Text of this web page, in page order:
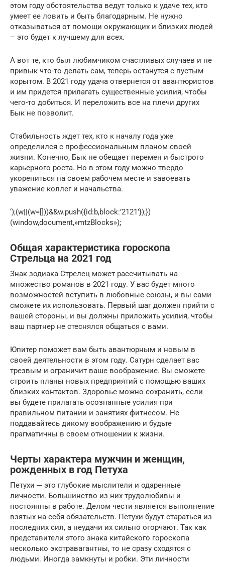
этом году обстоятельства ведут только к удаче тех, кто
умеет ее ловить и быть благодарным. Не нужно
отказываться от помощи окружающих и близких людей
– это будет к лучшему для всех.
А вот те, кто был любимчиком счастливых случаев и не
привык что-то делать сам, теперь останутся с пустым
корытом. В 2021 году удача отвернется от авантюристов
и им придется прилагать существенные усилия, чтобы
чего-то добиться. И переложить все на плечи других
Бык не позволит.
Стабильность ждет тех, кто к началу года уже
определился с профессиональным планом своей
жизни. Конечно, Бык не обещает перемен и быстрого
карьерного роста. Но в этом году можно твердо
укорениться на своем рабочем месте и завоевать
уважение коллег и начальства.
‘);(w||(w=[]))&&w.push({id:b,block:’2121’});})
(window,document,»mtzBlocks»);
Общая характеристика гороскопа
Стрельца на 2021 год
Знак зодиака Стрелец может рассчитывать на
множество романов в 2021 году. У вас будет много
возможностей вступить в любовные союзы, и вы сами
сможете их использовать. Первый шаг должен прийти с
вашей стороны, и вы должны приложить усилия, чтобы
ваш партнер не стеснялся общаться с вами.
Юпитер поможет вам быть авантюрным и новым в
своей деятельности в этом году. Сатурн сделает вас
трезвым и ограничит ваше воображение. Вы сможете
строить планы новых предприятий с помощью ваших
близких контактов. Здоровье можно сохранить, если
вы будете прилагать осознанные усилия при
правильном питании и занятиях фитнесом. Не
поддавайтесь дикому воображению и будьте
прагматичны в своем отношении к жизни.
Черты характера мужчин и женщин,
рожденных в год Петуха
Петухи ─ это глубокие мыслители и одаренные
личности. Большинство из них трудолюбивы и
постоянны в работе. Делом чести является выполнение
взятых на себя обязательств. Петухи будут стараться из
последних сил, а неудачи их сильно огорчают. Так как
представители этого знака китайского гороскопа
несколько экстравагантны, то не сразу сходятся с
людьми. Иногда замкнуты и робки. Эти личности